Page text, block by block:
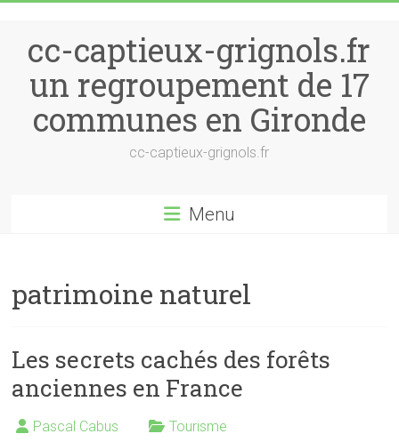
cc-captieux-grignols.fr
un regroupement de 17
communes en Gironde
cc-captieux-grignols.fr
Menu
patrimoine naturel
Les secrets cachés des forêts
anciennes en France
Pascal Cabus Tourisme